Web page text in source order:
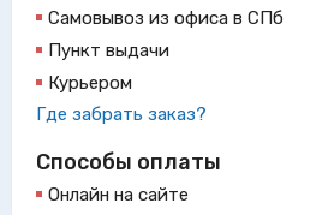
Самовывоз из офиса в СПб
Пункт выдачи
Курьером
Где забрать заказ?
Способы оплаты
Онлайн на сайте